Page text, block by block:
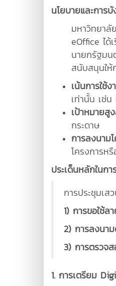
นโยบายและการบั
มหาวิทยาลั
eOffice ได้
นายกรัฐมน
สนับสนุนให้
เน้นการใช้
เท่านั้น เช่
เป้าหมายสู
กระดาษ
การลงนาม
โครงการห
ประเด็นหลักในก
การประชุมเส
1) การขอใช้
2) การลงนา
3) การตรวจ
1. การเตรียม